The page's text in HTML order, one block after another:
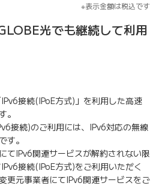
※表示金額は税込です
光でも継続して利用
接続(IPoE方式)」を利用した高速
。
接続)のご利用には、IPv6対応の無線
す。
てIPv6関連サービスが解約されない限
接続(IPoE方式)をご利用いただく
更元事業者にてIPv6関連サービスをご